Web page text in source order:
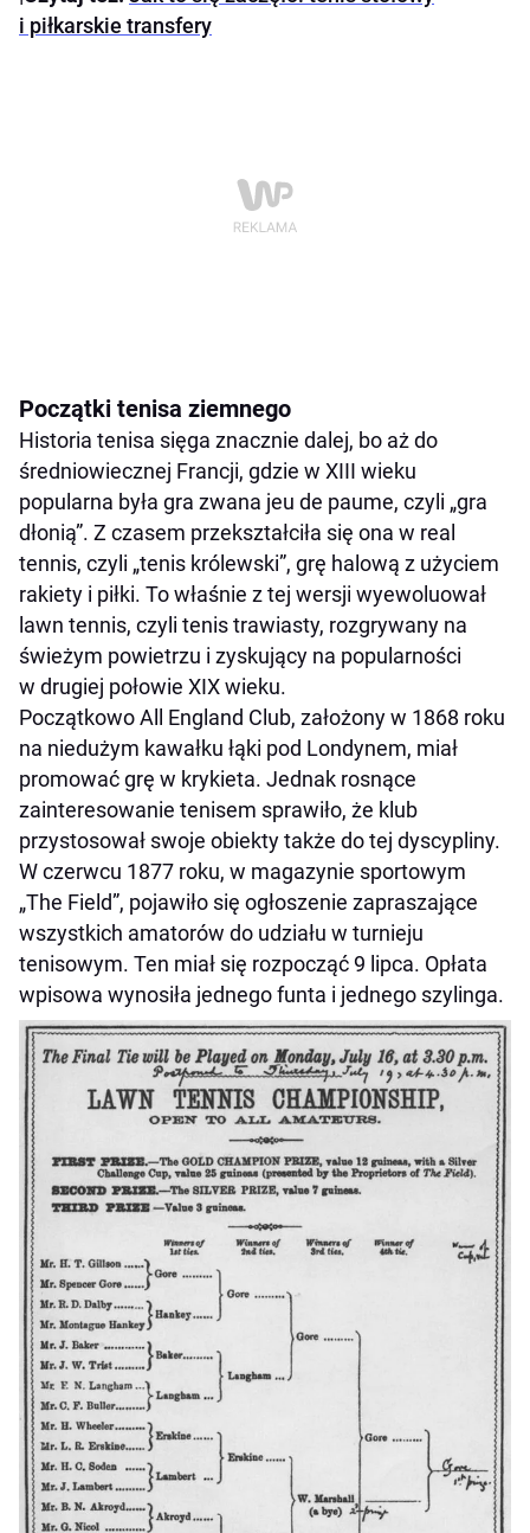
i piłkarskie transfery
Początki tenisa ziemnego
Historia tenisa sięga znacznie dalej, bo aż do
średniowiecznej Francji, gdzie w XIII wieku
popularna była gra zwana jeu de paume, czyli „gra
dłonią”. Z czasem przekształciła się ona w real
tennis, czyli „tenis królewski”, grę halową z użyciem
rakiety i piłki. To właśnie z tej wersji wyewoluował
lawn tennis, czyli tenis trawiasty, rozgrywany na
świeżym powietrzu i zyskujący na popularności
w drugiej połowie XIX wieku.
Początkowo All England Club, założony w 1868 roku
na niedużym kawałku łąki pod Londynem, miał
promować grę w krykieta. Jednak rosnące
zainteresowanie tenisem sprawiło, że klub
przystosował swoje obiekty także do tej dyscypliny.
W czerwcu 1877 roku, w magazynie sportowym
„The Field”, pojawiło się ogłoszenie zapraszające
wszystkich amatorów do udziału w turnieju
tenisowym. Ten miał się rozpocząć 9 lipca. Opłata
wpisowa wynosiła jednego funta i jednego szylinga.